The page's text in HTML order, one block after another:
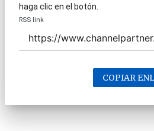
haga clic en el botón.
RSS link
COPIAR